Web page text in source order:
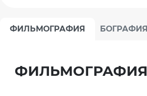
ФИЛЬМОГРАФИЯ БОГРАФИЯ
ФИЛЬМОГРАФИЯ